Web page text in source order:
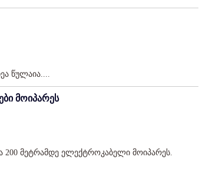
წულაია....
მოიპარეს
200 მეტრამდე ელექტროკაბელი მოიპარეს.